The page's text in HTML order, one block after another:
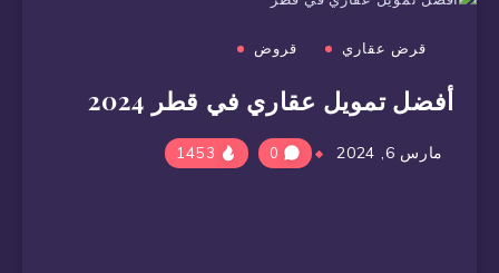
قرض عقاري قروض
أفضل تمويل عقاري في قطر 2024
مارس 6, 2024 0